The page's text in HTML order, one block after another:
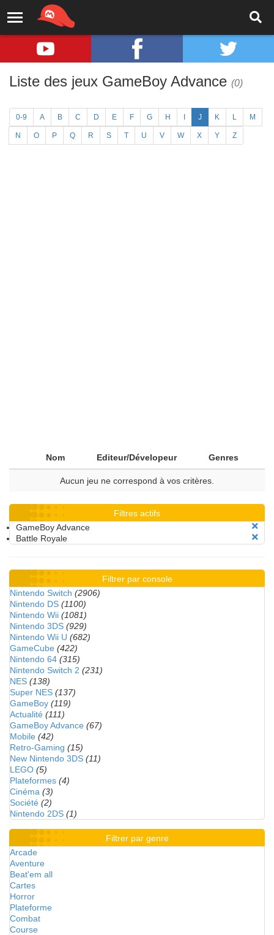
Liste des jeux GameBoy Advance (0)
0-9 A B C D E F G H J K L M
N O P Q R S T U V W X Y Z
Nom Editeur/Dévelopeur Genres
Aucun jeu ne correspond à vos critères.
Filtres actifs
GameBoy Advance
Battle Royale
Filtrer par console
Nintendo Switch (2906)
Nintendo DS (1100)
Nintendo Wii (1081)
Nintendo 3DS (929)
Nintendo Wii U (682)
GameCube (422)
Nintendo 64 (315)
Nintendo Switch 2 (231)
NES (138)
Super NES (137)
GameBoy (119)
Actualité (111)
GameBoy Advance (67)
Mobile (42)
Retro-Gaming (15)
New Nintendo 3DS (11)
LEGO (5)
Plateformes (4)
Cinéma (3)
Société (2)
Nintendo 2DS (1)
Filtrer par genre
Arcade
Aventure
Beat'em all
Cartes
Horror
Plateforme
Combat
Course